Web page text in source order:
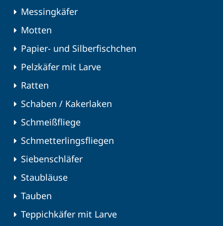
Messingkäfer
Motten
Papier- und Silberfischchen
Pelzkäfer mit Larve
Ratten
Schaben / Kakerlaken
Schmeißfliege
Schmetterlingsfliegen
Siebenschläfer
Staubläuse
Tauben
Teppichkäfer mit Larve